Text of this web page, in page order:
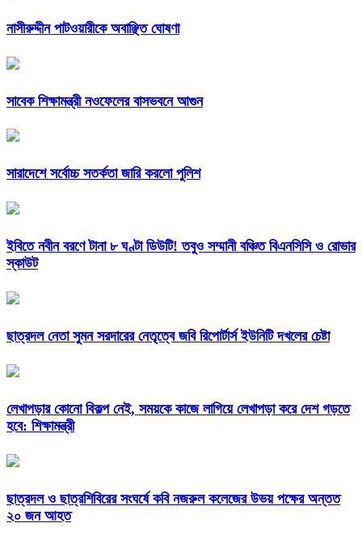
নাসীরুদ্দীন পাটওয়ারীকে অবাঞ্ছিত ঘোষণা
সাবেক শিক্ষামন্ত্রী নওফেলের বাসভবনে আগুন
সারাদেশে সর্বোচ্চ সতর্কতা জারি করলো পুলিশ
ইবিতে নবীন বরণে টানা ৮ ঘণ্টা ডিউটি! তবুও সম্মানী বঞ্চিত বিএনসিসি ও রোভার
স্কাউট
ছাত্রদল নেতা সুমন সরদারের নেতৃত্বে জবি রিপোর্টার্স ইউনিটি দখলের চেষ্টা
লেখাপড়ার কোনো বিকল্প নেই, সময়কে কাজে লাগিয়ে লেখাপড়া করে দেশ গড়তে
হবে: শিক্ষামন্ত্রী
ছাত্রদল ও ছাত্রশিবিরের সংঘর্ষে কবি নজরুল কলেজের উভয় পক্ষের অন্তত
২০ জন আহত